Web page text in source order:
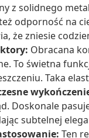
z solidnego
odporność na
że zniesie
Obracana
To świetna
Taka
Doskonale
subtelnej
Ten